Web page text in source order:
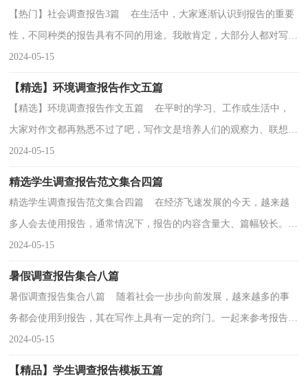
【热门】社会调查报告3篇 在生活中，大家逐渐认识到报告的重要
性，不同种类的报告具有不同的用途。我敢肯定，大部分人都对写报
告很是头疼的，以下是小编收集整理的社会调查报告3...
2024-05-15
【精选】环境调查报告作文五篇
【精选】环境调查报告作文五篇 在平时的学习、工作或生活中，
大家对作文都再熟悉不过了吧，写作文是培养人们的观察力、联想
力、想象力、思考力和记忆力的重要手段。那要怎么...
2024-05-15
精选学生调查报告范文集合四篇
精选学生调查报告范文集合四篇 在经济飞速发展的今天，越来越
多人会去使用报告，通常情况下，报告的内容含量大、篇幅较长。在
写之前，可以先参考范文，下面是小编精心整理的学生调...
2024-05-15
暑假调查报告集合八篇
暑假调查报告集合八篇 随着社会一步步向前发展，越来越多的事
务都会使用到报告，其在写作上具有一定的窍门。一起来参考报告是
怎么写的吧，以下是小编整理的暑假调查报告8篇，欢...
2024-05-15
【精品】学生调查报告模板五篇